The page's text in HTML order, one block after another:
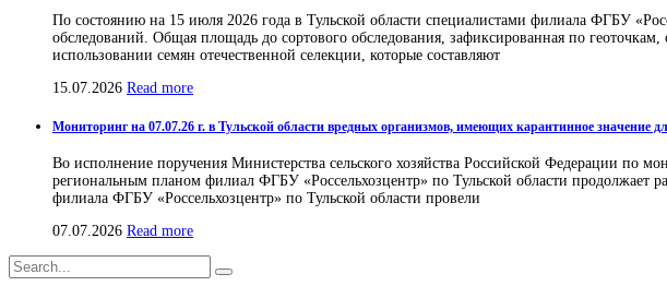
По состоянию на 15 июля 2026 года в Тульской области специалистами филиала ФГБУ
обследований. Общая площадь до сортового обследования, зафиксированная по
использовании семян отечественной селекции, которые составляют
15.07.2026 Read more
Мониторинг на 07.07.26 г. в Тульской области вредных организмов, имеющих карантинное значение
Во исполнение поручения Министерства сельского хозяйства Российской Федерации по
региональным планом филиал ФГБУ «Россельхозцентр» по Тульской области продолжает
филиала ФГБУ «Россельхозцентр» по Тульской области провели
07.07.2026 Read more